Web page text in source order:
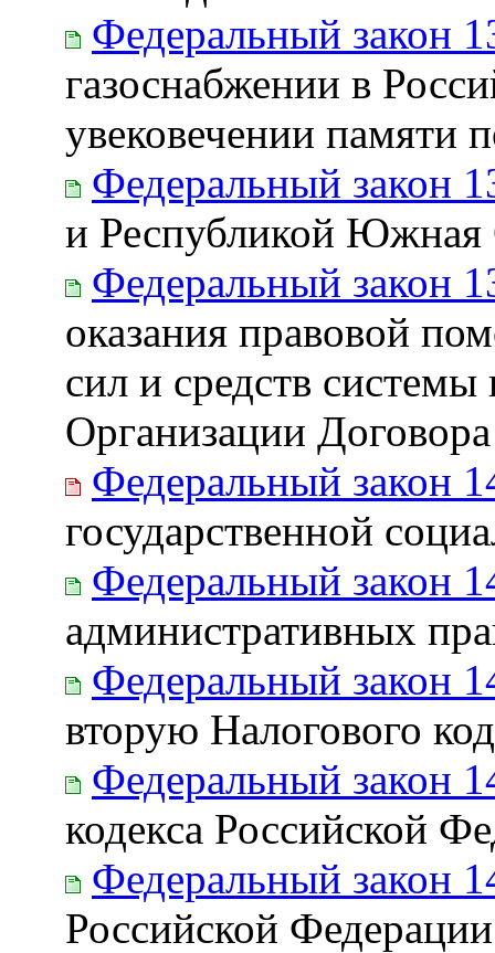
Федеральный закон
газоснабжении в
увековечении памяти
Федеральный закон
и Республикой Южная
Федеральный закон
оказания правовой
сил и средств системы
Организации
Федеральный закон
государственной
Федеральный закон
административных
Федеральный закон
вторую Налогового
Федеральный закон
кодекса Российской
Федеральный закон
Российской Федерации